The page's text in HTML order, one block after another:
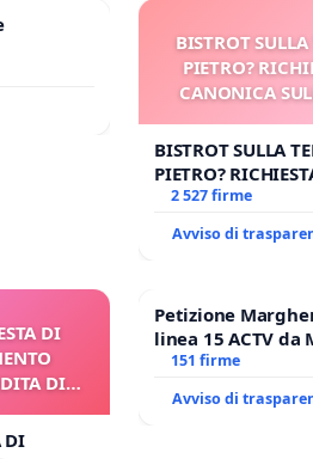
BISTROT
PIETRO?
CANONICA
BISTROT SULLA
PIETRO?
CANONICA SULLA
CARD. GAMBETTI
2 527 firme
Avviso di
DI
DI
DI
Petizione
linea 15 ACTV da
Antonio
tariffa a € 1,50
151 firme
Avviso di